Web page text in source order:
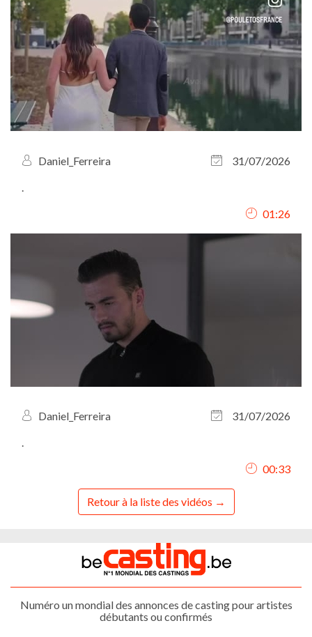
Daniel_Ferreira
31/07/2026
01:26
Daniel_Ferreira
31/07/2026
00:33
Retour à la liste des vidéos
Numéro un mondial des annonces de casting pour artistes
débutants ou confirmés